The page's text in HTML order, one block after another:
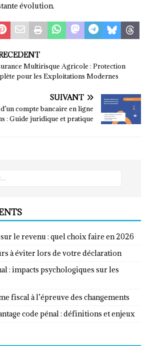
évolution.
Multirisque Agricole : Protection
pour les Exploitations Modernes
SUIVANT
compte bancaire en ligne
: Guide juridique et pratique
le revenu : quel choix faire en 2026
à éviter lors de votre déclaration
: impacts psychologiques sur les
fiscal à l’épreuve des changements
code pénal : définitions et enjeux